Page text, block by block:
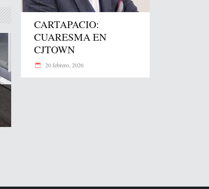
CARTAPACIO:
CUARESMA EN
CJTOWN
20 febrero, 2026